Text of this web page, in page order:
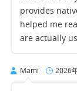
provides
helped me
are actually
Mami 2026